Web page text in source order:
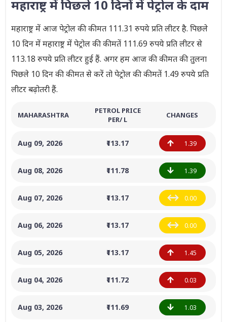
महाराष्ट्र में पिछले 10 दिनों में पेट्रोल के दाम
महाराष्ट्र में आज पेट्रोल की कीमत 111.31 रुपये प्रति लीटर है. पिछले
10 दिन में महाराष्ट्र में पेट्रोल की कीमतें 111.69 रुपये प्रति लीटर से
113.18 रुपये प्रति लीटर हुई हैं. अगर हम आज की कीमत की तुलना
पिछले 10 दिन की कीमत से करें तो पेट्रोल की कीमतें 1.49 रुपये प्रति
लीटर बढ़ोतरी हैं.
MAHARASHTRA
PETROL PRICE
PER/ L
CHANGES
Aug 09, 2026 ₹113.17 1.39
Aug 08, 2026 ₹111.78 1.39
Aug 07, 2026 ₹113.17 0.00
Aug 06, 2026 ₹113.17 0.00
Aug 05, 2026 ₹113.17 1.45
Aug 04, 2026 ₹111.72 0.03
Aug 03, 2026 ₹111.69 1.03